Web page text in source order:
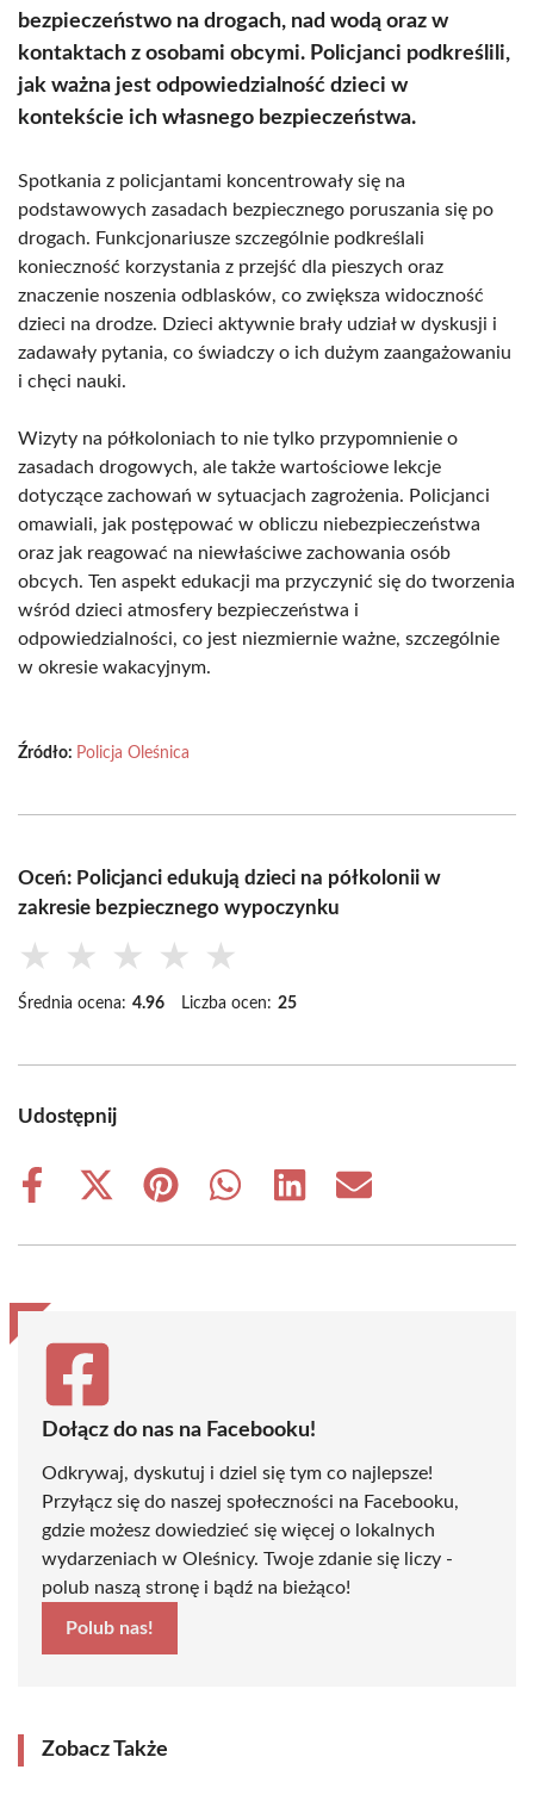
bezpieczeństwo na drogach, nad wodą oraz w
kontaktach z osobami obcymi. Policjanci podkreślili,
jak ważna jest odpowiedzialność dzieci w
kontekście ich własnego bezpieczeństwa.
Spotkania z policjantami koncentrowały się na
podstawowych zasadach bezpiecznego poruszania się po
drogach. Funkcjonariusze szczególnie podkreślali
konieczność korzystania z przejść dla pieszych oraz
znaczenie noszenia odblasków, co zwiększa widoczność
dzieci na drodze. Dzieci aktywnie brały udział w dyskusji i
zadawały pytania, co świadczy o ich dużym zaangażowaniu
i chęci nauki.
Wizyty na półkoloniach to nie tylko przypomnienie o
zasadach drogowych, ale także wartościowe lekcje
dotyczące zachowań w sytuacjach zagrożenia. Policjanci
omawiali, jak postępować w obliczu niebezpieczeństwa
oraz jak reagować na niewłaściwe zachowania osób
obcych. Ten aspekt edukacji ma przyczynić się do tworzenia
wśród dzieci atmosfery bezpieczeństwa i
odpowiedzialności, co jest niezmiernie ważne, szczególnie
w okresie wakacyjnym.
Źródło: Policja Oleśnica
Oceń: Policjanci edukują dzieci na półkolonii w
zakresie bezpiecznego wypoczynku
★ ★ ★ ★ ★
Średnia ocena: 4.96 Liczba ocen: 25
Udostępnij
Share
Share
(Twitter)
Share
Share
Share
Share
Dołącz do nas na Facebooku!
Odkrywaj, dyskutuj i dziel się tym co najlepsze!
Przyłącz się do naszej społeczności na Facebooku,
gdzie możesz dowiedzieć się więcej o lokalnych
wydarzeniach w Oleśnicy. Twoje zdanie się liczy -
polub naszą stronę i bądź na bieżąco!
Polub nas!
Zobacz Także